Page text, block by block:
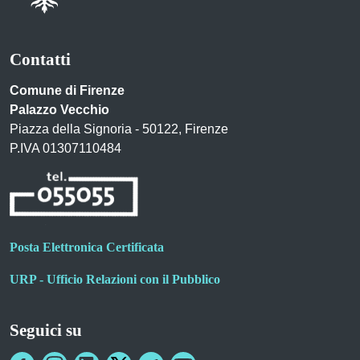
Contatti
Comune di Firenze
Palazzo Vecchio
Piazza della Signoria - 50122, Firenze
P.IVA 01307110484
Posta Elettronica Certificata
URP - Ufficio Relazioni con il Pubblico
Seguici su